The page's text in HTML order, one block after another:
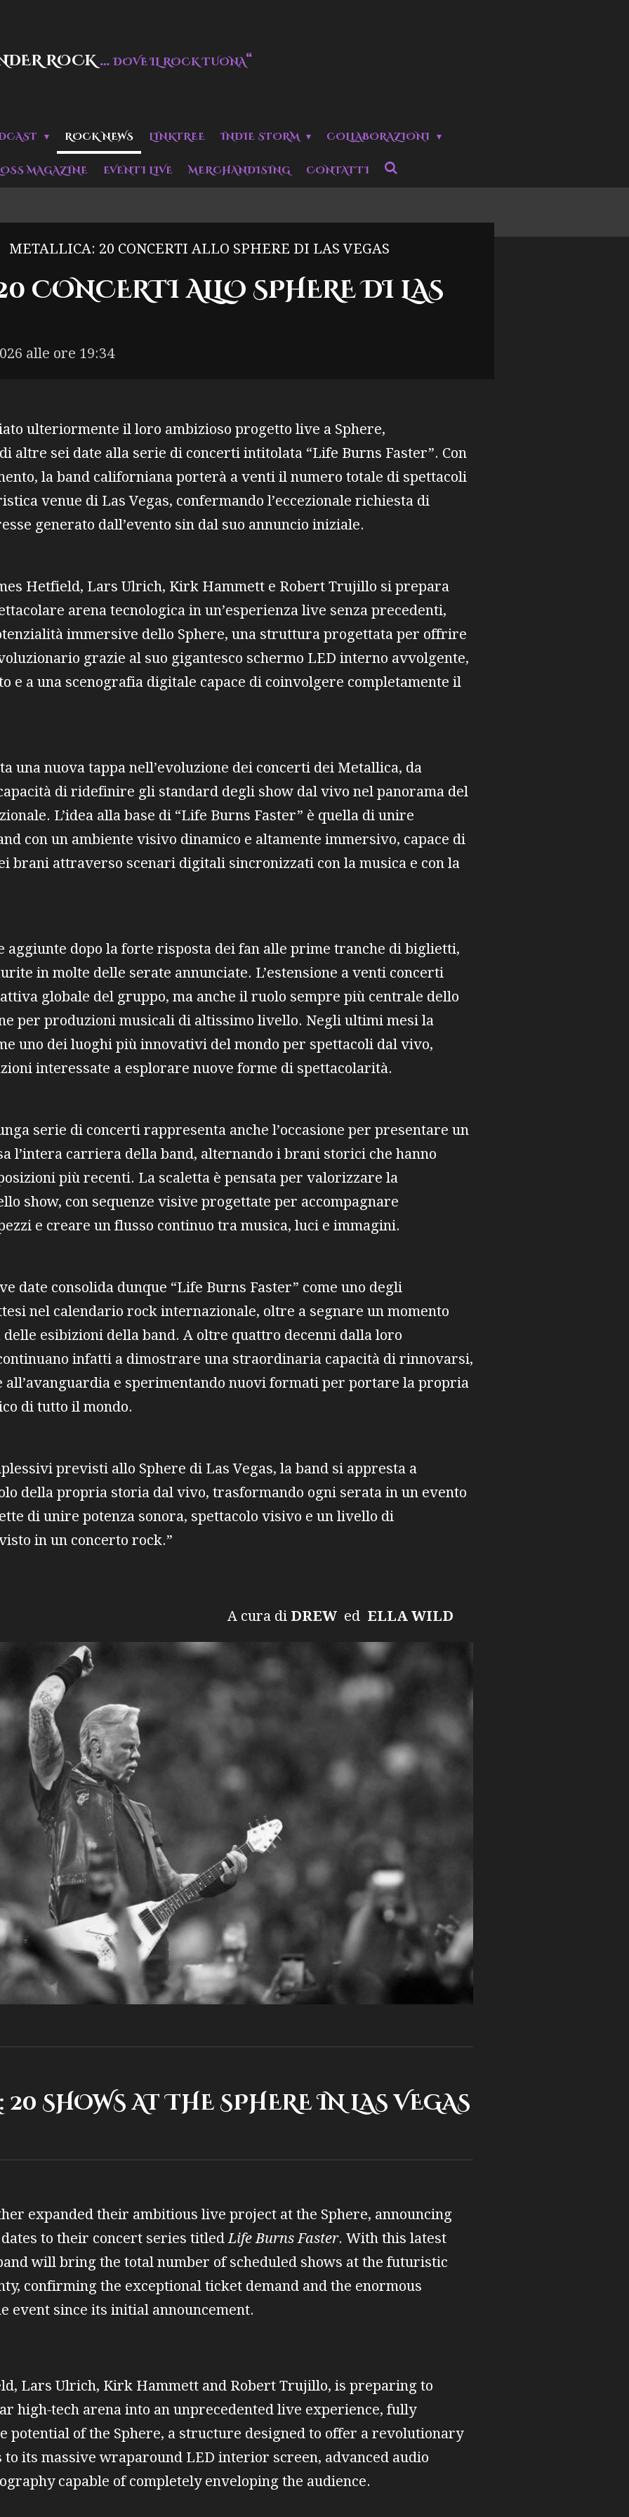
ROCK…DOVE IL ROCK TUONA“
ROCK NEWS LINKTREE INDIE STORM COLLABORAZIONI
MAGAZINE EVENTI LIVE MERCHANDISING CONTATTI
METALLICA: 20 CONCERTI ALLO SPHERE DI LAS VEGAS
CONCERTI ALLO SPHERE DI LAS
alle ore 19:34
ulteriormente il loro ambizioso progetto live a Sphere,
altre sei date alla serie di concerti intitolata “Life Burns Faster”. Con
la band californiana porterà a venti il numero totale di spettacoli
venue di Las Vegas, confermando l’eccezionale richiesta di
generato dall’evento sin dal suo annuncio iniziale.
Hetfield, Lars Ulrich, Kirk Hammett e Robert Trujillo si prepara
arena tecnologica in un’esperienza live senza precedenti,
immersive dello Sphere, una struttura progettata per offrire
grazie al suo gigantesco schermo LED interno avvolgente,
e a una scenografia digitale capace di coinvolgere completamente il
una nuova tappa nell’evoluzione dei concerti dei Metallica, da
di ridefinire gli standard degli show dal vivo nel panorama del
L’idea alla base di “Life Burns Faster” è quella di unire
con un ambiente visivo dinamico e altamente immersivo, capace di
brani attraverso scenari digitali sincronizzati con la musica e con la
aggiunte dopo la forte risposta dei fan alle prime tranche di biglietti,
in molte delle serate annunciate. L’estensione a venti concerti
globale del gruppo, ma anche il ruolo sempre più centrale dello
per produzioni musicali di altissimo livello. Negli ultimi mesi la
uno dei luoghi più innovativi del mondo per spettacoli dal vivo,
interessate a esplorare nuove forme di spettacolarità.
serie di concerti rappresenta anche l’occasione per presentare un
l’intera carriera della band, alternando i brani storici che hanno
più recenti. La scaletta è pensata per valorizzare la
show, con sequenze visive progettate per accompagnare
e creare un flusso continuo tra musica, luci e immagini.
date consolida dunque “Life Burns Faster” come uno degli
nel calendario rock internazionale, oltre a segnare un momento
esibizioni della band. A oltre quattro decenni dalla loro
infatti a dimostrare una straordinaria capacità di rinnovarsi,
all’avanguardia e sperimentando nuovi formati per portare la propria
di tutto il mondo.
previsti allo Sphere di Las Vegas, la band si appresta a
della propria storia dal vivo, trasformando ogni serata in un evento
di unire potenza sonora, spettacolo visivo e un livello di
in un concerto rock.”
di DREW ed ELLA WILD
SHOWS AT THE SPHERE IN LAS VEGAS
expanded their ambitious live project at the Sphere, announcing
to their concert series titledLife Burns Faster. With this latest
will bring the total number of scheduled shows at the futuristic
confirming the exceptional ticket demand and the enormous
event since its initial announcement.
Lars Ulrich, Kirk Hammett and Robert Trujillo, is preparing to
high‑tech arena into an unprecedented live experience, fully
potential of the Sphere, a structure designed to offer a revolutionary
its massive wraparound LED interior screen, advanced audio
capable of completely enveloping the audience.